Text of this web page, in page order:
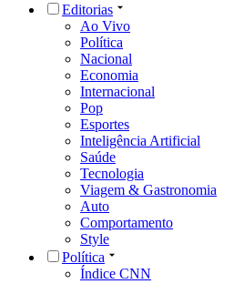
Editorias
Ao Vivo
Política
Nacional
Economia
Internacional
Pop
Esportes
Inteligência Artificial
Saúde
Tecnologia
Viagem & Gastronomia
Auto
Comportamento
Style
Política
Índice CNN